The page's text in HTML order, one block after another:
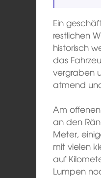
Ein
restlichen
historisch
das
vergraben
atmend
Am
an den
Meter,
mit vielen
auf
Lumpen